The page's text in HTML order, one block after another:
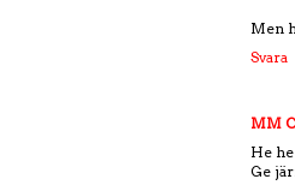
Men
Svara
MM
He
Ge